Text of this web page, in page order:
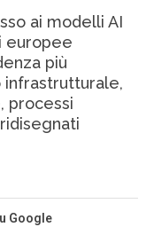
ai modelli AI
europee
più
infrastrutturale,
processi
Google